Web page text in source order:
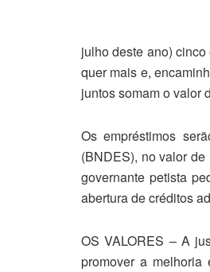
julho deste ano)
quer mais e,
juntos somam o valor
Os empréstimos
(BNDES), no valor
governante petista
abertura de créditos
OS VALORES – A
promover a